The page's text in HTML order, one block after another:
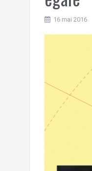
16 mai 2016